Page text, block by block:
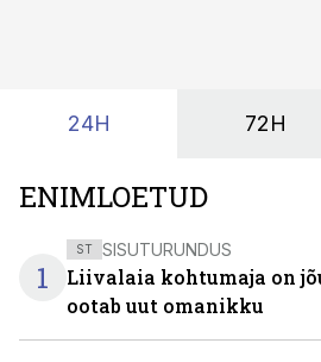
24H 72H
ENIMLOETUD
1
ST SISUTURUNDUS
Liivalaia kohtumaja on
ootab uut omanikku